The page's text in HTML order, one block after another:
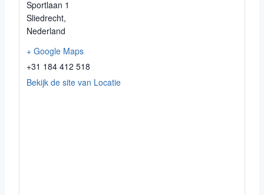
Sportlaan 1
Sliedrecht,
Nederland
+ Google Maps
+31 184 412 518
Bekijk de site van Locatie